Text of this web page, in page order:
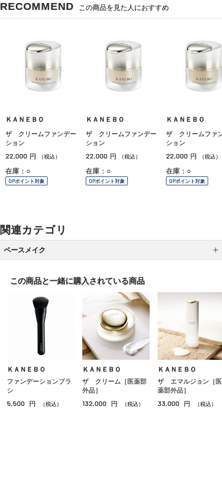
RECOMMEND この商品を見た人におすすめ
ＫＡＮＥＢＯ
ザ クリームファンデー
ション
22,000 円 （税込）
在庫：○
OPポイント対象
ＫＡＮＥＢＯ
ザ クリームファンデー
ション
22,000 円 （税込）
在庫：○
OPポイント対象
ＫＡＮＥＢＯ
ザ クリームファ
ション
22,000 円 （税込）
在庫：○
OPポイント対象
関連カテゴリ
ベースメイク
クッションファンデーション
リキッドファンデーション
パウダー
ＢＢ／ＣＣクリーム
コンシーラー
この商品と一緒に購入されている商品
ＫＡＮＥＢＯ
ファンデーションブラ
シ
5,500 円 （税込）
ＫＡＮＥＢＯ
ザ クリーム［医薬部
外品］
132,000 円 （税込）
ＫＡＮＥＢＯ
ザ エマルジョン［医
薬部外品］
33,000 円 （税込）